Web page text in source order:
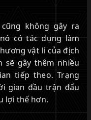
không gây ra
có tác dụng làm
vật lí của địch
sẽ gây thêm nhiều
tiếp theo. Trạng
gian đầu trận đấu
lợi thế hơn.